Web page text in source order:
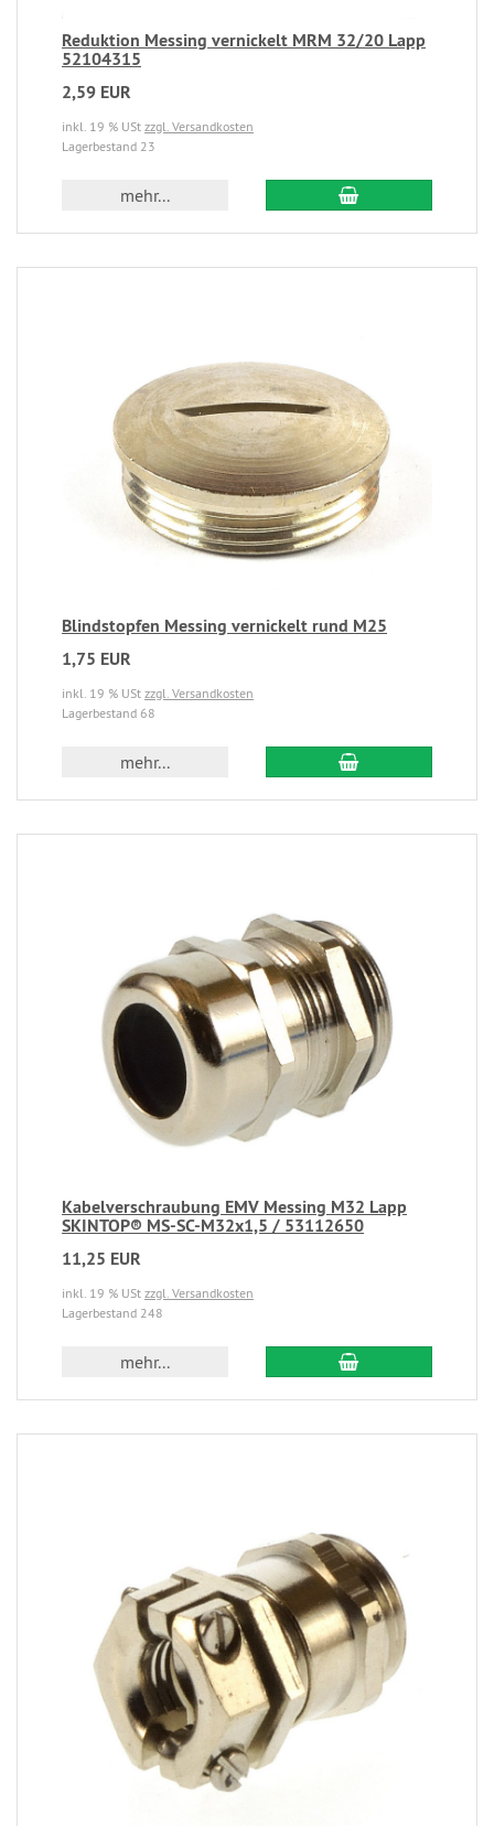
Reduktion Messing vernickelt MRM 32/20 Lapp
52104315
2,59 EUR
inkl. 19 % USt zzgl. Versandkosten
Lagerbestand 23
mehr...
Blindstopfen Messing vernickelt rund M25
1,75 EUR
inkl. 19 % USt zzgl. Versandkosten
Lagerbestand 68
mehr...
Kabelverschraubung EMV Messing M32 Lapp
SKINTOP® MS-SC-M32x1,5 / 53112650
11,25 EUR
inkl. 19 % USt zzgl. Versandkosten
Lagerbestand 248
mehr...